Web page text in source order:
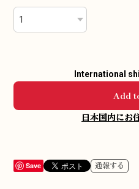
International
Add
日本国内にお
Save 通報する